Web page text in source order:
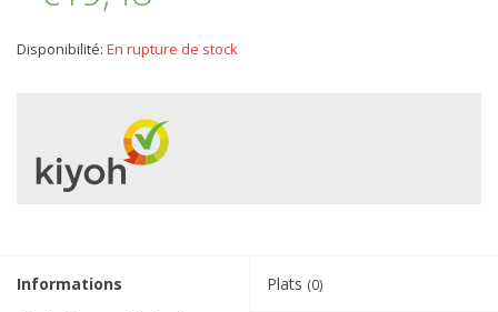
Disponibilité: En rupture de stock
Informations Plats (0)